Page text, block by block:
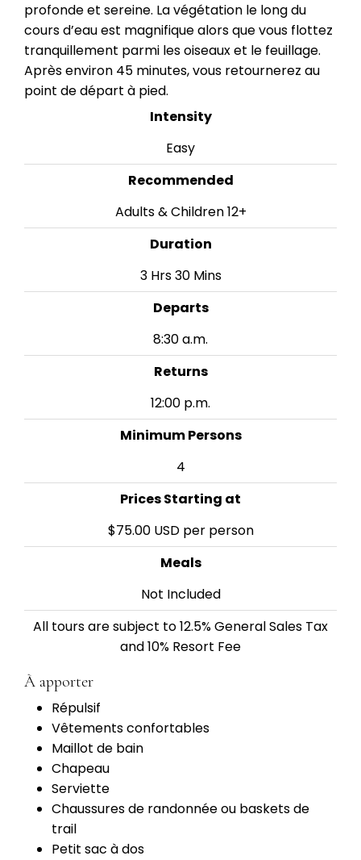
profonde et sereine. La végétation le long du
cours d’eau est magnifique alors que vous flottez
tranquillement parmi les oiseaux et le feuillage.
Après environ 45 minutes, vous retournerez au
point de départ à pied.
Intensity
Easy
Recommended
Adults & Children 12+
Duration
3 Hrs 30 Mins
Departs
8:30 a.m.
Returns
12:00 p.m.
Minimum Persons
4
Prices Starting at
$75.00 USD per person
Meals
Not Included
All tours are subject to 12.5% General Sales Tax
and 10% Resort Fee
À apporter
Répulsif
Vêtements confortables
Maillot de bain
Chapeau
Serviette
Chaussures de randonnée ou baskets de
trail
Petit sac à dos